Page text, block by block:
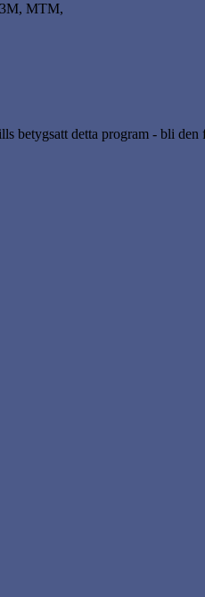
MTM,
betygsatt detta program - bli den